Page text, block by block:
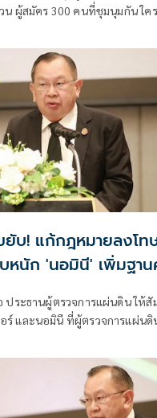
น ผู้สมัคร 300 คนที่ชุมนุมกัน ใค
ยับ! แก้กฎหมายลงโท
หนัก 'นอมินี' เพิ่มฐาน
ดที่ดินด้วย
ประธานผู้ตรวจการแผ่นดิน ให้
ร์ และนอมินี ที่ผู้ตรวจการแผ่นดิ
อาทิ เรื่องสแกมเมอร์ ผู้ตรวจก
นวชายแดนหลายแห่ง เ